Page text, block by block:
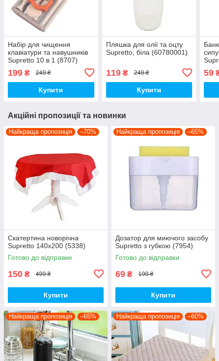
Набір для чищення
клавіатури та навушників
Supretto 10 в 1 (8707)
199 ₴ 249 ₴
Купити
Пляшка для олії та оцту
Supretto, біла (60780001)
119₴ 249 ₴
Купити
59
Акційні пропозиції та новинки
Найкраща пропозиція –70%
Скатертина новорічна
Supretto 140х200 (5338)
Готово до відправки
150 ₴ 499 ₴
Купити
Найкраща пропозиція –65%
Дозатор для миючого засобу
Supretto з губкою (7954)
Готово до відправки
69 ₴ 199 ₴
Купити
Найкраща пропозиція –65% Найкраща пропозиція –60%